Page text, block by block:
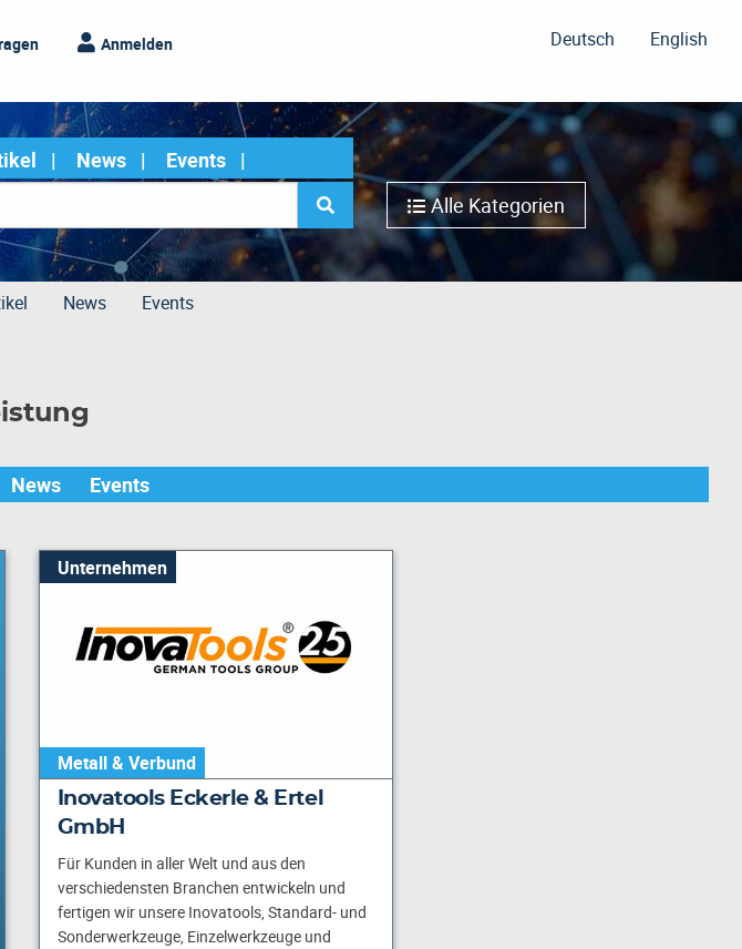
Anmelden Deutsch English
News
Events
Alle Kategorien
News Events
News Events
Unternehmen
Metall & Verbund
Inovatools Eckerle & Ertel
GmbH
Für Kunden in aller Welt und aus den
verschiedensten Branchen entwickeln und
fertigen wir unsere Inovatools, Standard- und
Sonderwerkzeuge, Einzelwerkzeuge und